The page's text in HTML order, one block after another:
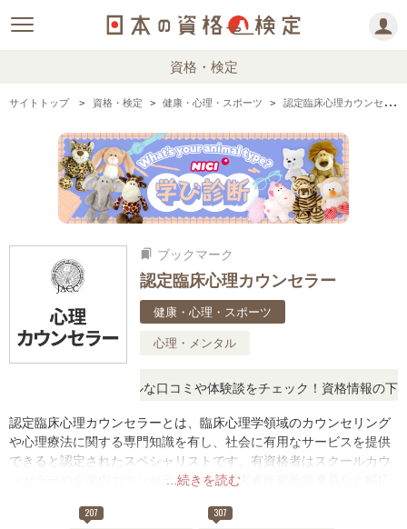
資格・検定
サイトトップ 資格・検定 健康・心理・スポーツ 認定臨床心理カウンセラーの情報まとめ
bookmarks ブックマーク
認定臨床心理カウンセラー
健康・心理・スポーツ
心理・メンタル
思ったら、リアルな口コミや体験談をチェック！資格情報の下から
...続きを読む
認定臨床心理カウンセラーとは、臨床心理学領域のカウンセリング
や心理療法に関する専門知識を有し、社会に有用なサービスを提供
できると認定されたスペシャリストです。有資格者はスクールカウ
ンセラーや企業内カウンセラー、精神障害者作業所指導員など幅広
207 307